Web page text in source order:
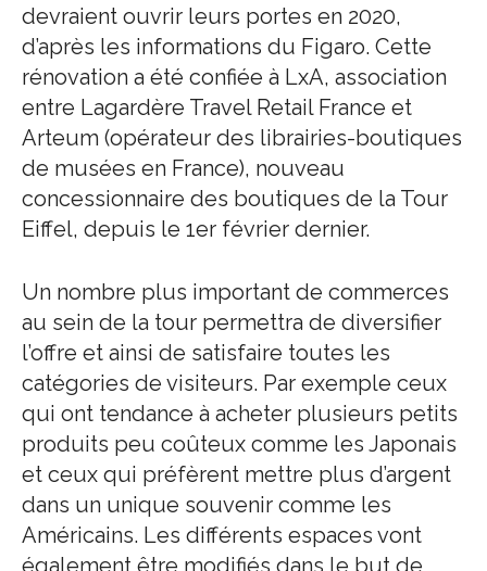
devraient ouvrir leurs portes en 2020,
d’après les informations du Figaro. Cette
rénovation a été confiée à LxA, association
entre Lagardère Travel Retail France et
Arteum (opérateur des librairies-boutiques
de musées en France), nouveau
concessionnaire des boutiques de la Tour
Eiffel, depuis le 1er février dernier.
Un nombre plus important de commerces
au sein de la tour permettra de diversifier
l’offre et ainsi de satisfaire toutes les
catégories de visiteurs. Par exemple ceux
qui ont tendance à acheter plusieurs petits
produits peu coûteux comme les Japonais
et ceux qui préfèrent mettre plus d’argent
dans un unique souvenir comme les
Américains. Les différents espaces vont
également être modifiés dans le but de